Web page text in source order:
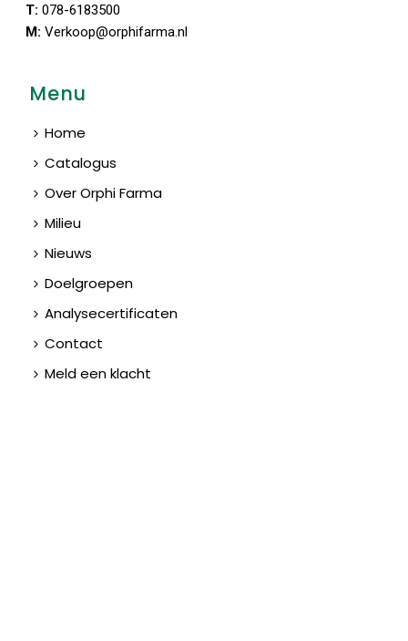
T: 078-6183500
M: Verkoop@orphifarma.nl
Menu
Home
Catalogus
Over Orphi Farma
Milieu
Nieuws
Doelgroepen
Analysecertificaten
Contact
Meld een klacht